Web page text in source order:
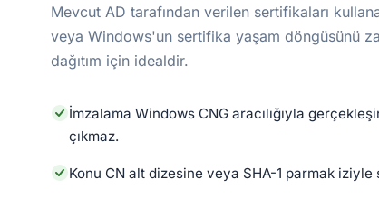
Mevcut AD tarafından verilen sertifikaları
veya Windows'un sertifika yaşam döngüsünü
dağıtım için idealdir.
İmzalama Windows CNG aracılığıyla
çıkmaz.
Konu CN alt dizesine veya SHA-1 parmak iziyle